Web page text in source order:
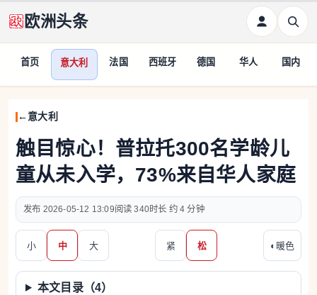
欧洲头条
首页 意大利 法国 西班牙 德国 华人 国内
意大利
触目惊心！普拉托300名学龄儿
童从未入学，73%来自华人家庭
2026-05-12 13:09 340 约 4 分钟
小 中 大 紧 松 ◐ 暖色
本文目录（4）